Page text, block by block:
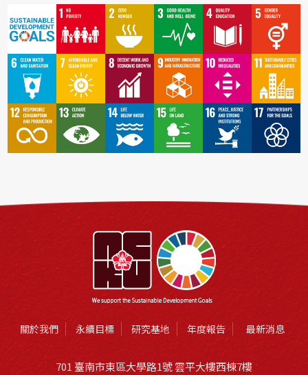
關於我們 永續目標 研究基地 年度報告 最新消息
701 臺南市東區大學路1號 雲平大樓西棟7樓